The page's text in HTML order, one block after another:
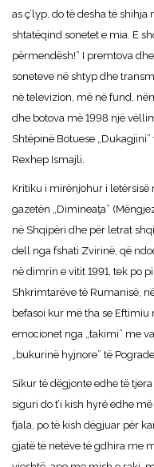
as ç’lyp, do të desha të
shtatëqind sonetet e mia. E
përmendësh!” I premtova
soneteve në shtyp dhe
në televizion, më në fund,
dhe botova më 1998 një
Shtëpinë Botuese
Rexhep Ismajli.
Kritiku i mirënjohur i letërsisë
gazetën „Dimineaţa”
në Shqipëri dhe për letrat
dell nga fshati Zvirinë, që
në dimrin e vitit 1991, tek po
Shkrimtarëve të Rumanisë,
befasoi kur më tha se Eftimiu
emocionet nga „takimi” me
„bukurinë hyjnore” të
Sikur të dëgjonte edhe të
siguri do t’i kish hyrë edhe
fjala, po të kish dëgjuar për
gjatë të netëve të gdhira me